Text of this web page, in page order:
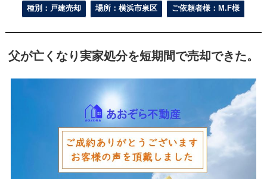
種別：戸建売却 場所：横浜市泉区 ご依頼者様：M.F様
父が亡くなり実家処分を短期間で売却できた。